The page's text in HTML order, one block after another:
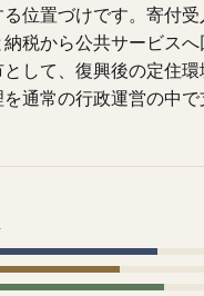
位置づけです。寄付
納税から公共サービス
して、復興後の定住環
通常の行政運営の中で